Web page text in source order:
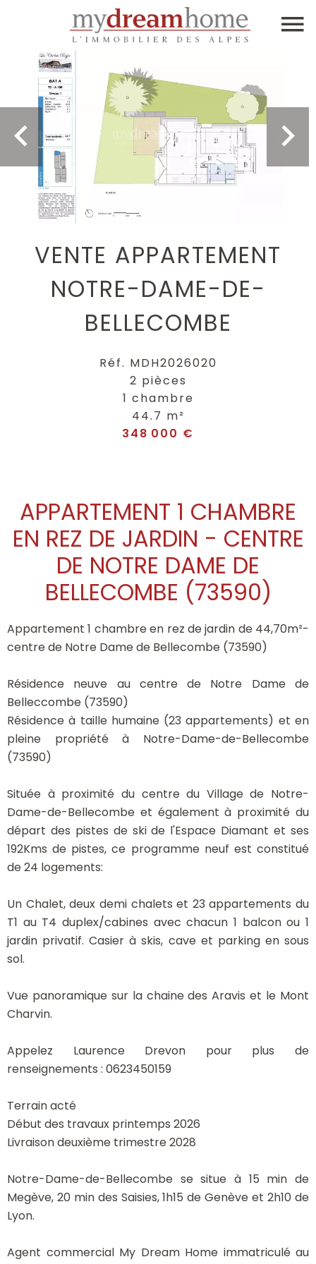
VENTE APPARTEMENT
NOTRE-DAME-DE-
BELLECOMBE
Réf. MDH2026020
2 pièces
1 chambre
44.7 m²
348 000 €
APPARTEMENT 1 CHAMBRE
EN REZ DE JARDIN - CENTRE
DE NOTRE DAME DE
BELLECOMBE (73590)
Appartement 1 chambre en rez de jardin de 44,70m²-
centre de Notre Dame de Bellecombe (73590)
Résidence neuve au centre de Notre Dame de
Belleccombe (73590)
Résidence à taille humaine (23 appartements) et en
pleine propriété à Notre-Dame-de-Bellecombe
(73590)
Située à proximité du centre du Village de Notre-
Dame-de-Bellecombe et également à proximité du
départ des pistes de ski de l'Espace Diamant et ses
192Kms de pistes, ce programme neuf est constitué
de 24 logements:
Un Chalet, deux demi chalets et 23 appartements du
T1 au T4 duplex/cabines avec chacun 1 balcon ou 1
jardin privatif. Casier à skis, cave et parking en sous
sol.
Vue panoramique sur la chaine des Aravis et le Mont
Charvin.
Appelez Laurence Drevon pour plus de
renseignements : 0623450159
Terrain acté
Début des travaux printemps 2026
Livraison deuxième trimestre 2028
Notre-Dame-de-Bellecombe se situe à 15 min de
Megève, 20 min des Saisies, 1h15 de Genève et 2h10 de
Lyon.
Agent commercial My Dream Home immatriculé au